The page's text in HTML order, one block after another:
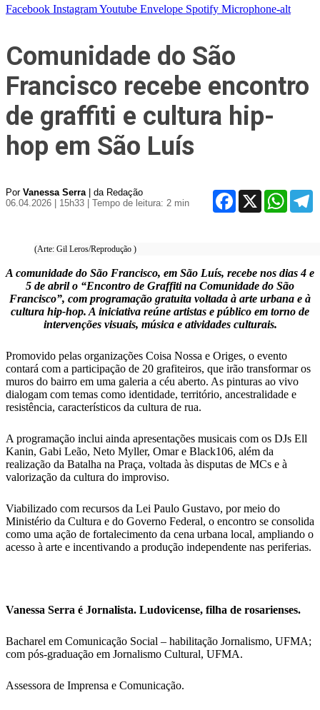
Facebook InstagramYoutube Envelope Spotify Microphone-alt
Comunidade do São
Francisco recebe encontro
de graffiti e cultura hip-
hop em São Luís
Por Vanessa Serra| da Redação
06.04.2026 | 15h33
| Tempo de leitura: 2 min
Facebook
X
(Arte: Gil Leros/Reprodução )
A comunidade do São Francisco, em São Luís, recebe nos dias 4 e
5 de abril o “Encontro de Graffiti na Comunidade do São
Francisco”, com programação gratuita voltada à arte urbana e à
cultura hip-hop. A iniciativa reúne artistas e público em torno de
intervenções visuais, música e atividades culturais.
Promovido pelas organizações Coisa Nossa e Origes, o evento
contará com a participação de 20 grafiteiros, que irão transformar os
muros do bairro em uma galeria a céu aberto. As pinturas ao vivo
dialogam com temas como identidade, território, ancestralidade e
resistência, característicos da cultura de rua.
A programação inclui ainda apresentações musicais com os DJs Ell
Kanin, Gabi Leão, Neto Myller, Omare Black106, além da
realização da Batalha na Praça, voltada às disputas de MCs e à
valorização da cultura do improviso.
Viabilizado com recursos da Lei Paulo Gustavo, por meio do
Ministério da Cultura e do Governo Federal, o encontro se consolida
como uma ação de fortalecimento da cena urbana local, ampliando o
acesso à arte e incentivando a produção independente nas periferias.
Vanessa Serra é Jornalista. Ludovicense, filha de rosarienses.
Bacharel em Comunicação Social – habilitação Jornalismo, UFMA;
com pós-graduação em Jornalismo Cultural, UFMA.
Assessora de Imprensa e Comunicação.